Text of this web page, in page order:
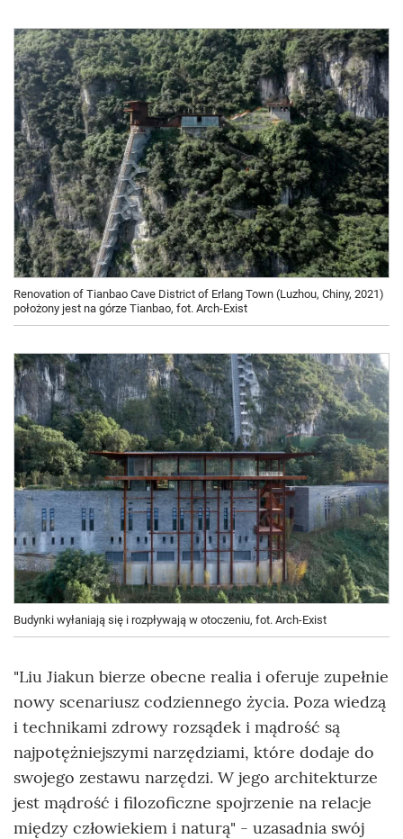
Renovation of Tianbao Cave District of Erlang Town (Luzhou, Chiny, 2021)
położony jest na górze Tianbao, fot. Arch-Exist
Budynki wyłaniają się i rozpływają w otoczeniu, fot. Arch-Exist
"Liu Jiakun bierze obecne realia i oferuje zupełnie
nowy scenariusz codziennego życia. Poza wiedzą
i technikami zdrowy rozsądek i mądrość są
najpotężniejszymi narzędziami, które dodaje do
swojego zestawu narzędzi. W jego architekturze
jest mądrość i filozoficzne spojrzenie na relacje
między człowiekiem i naturą" - uzasadnia swój